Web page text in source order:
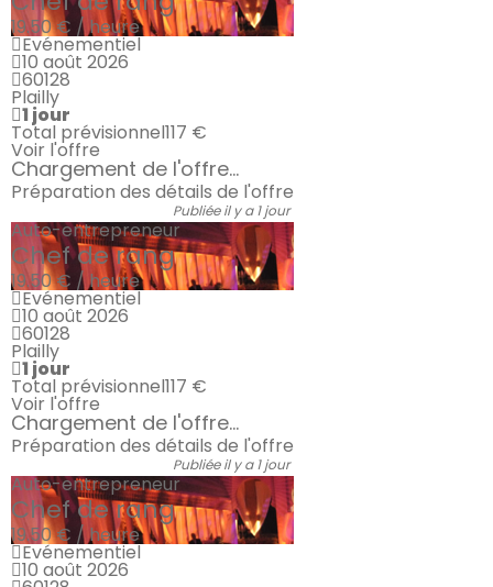
19.50 € / heure
Evénementiel
10 août 2026
60128
Plailly
1 jour
Total prévisionnel117 €
Voir l'offre
Chargement de l'offre...
Préparation des détails de l'offre
Publiée il y a 1 jour
Auto-entrepreneur
Chef de rang
19.50 € / heure
Evénementiel
10 août 2026
60128
Plailly
1 jour
Total prévisionnel117 €
Voir l'offre
Chargement de l'offre...
Préparation des détails de l'offre
Publiée il y a 1 jour
Auto-entrepreneur
Chef de rang
19.50 € / heure
Evénementiel
10 août 2026